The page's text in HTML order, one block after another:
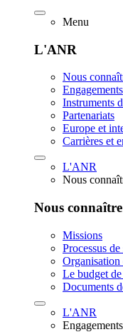
Menu
L'ANR
Nous
Engagements
Instruments
Partenariats
Europe et
Carrières et
L'ANR
Nous
Nous connaître
Missions
Processus
Organisation
Le budget
Documents
L'ANR
Engagements